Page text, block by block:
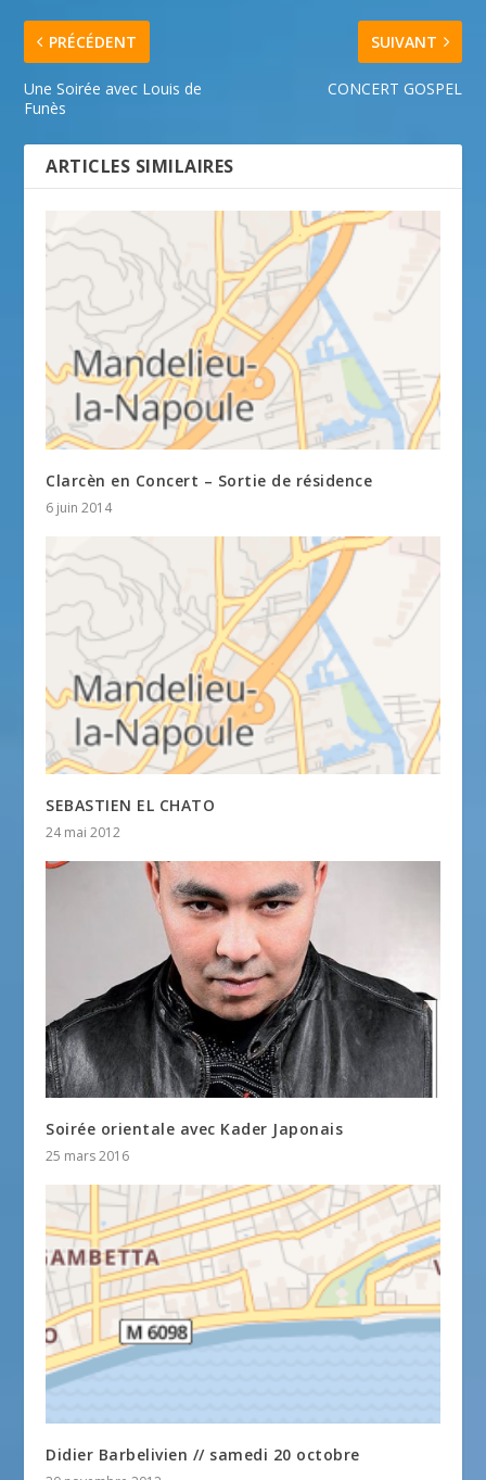
PRÉCÉDENT
Une Soirée avec Louis de
Funès
SUIVANT
CONCERT GOSPEL
ARTICLES SIMILAIRES
Clarcèn en Concert – Sortie de résidence
6 juin 2014
SEBASTIEN EL CHATO
24 mai 2012
Soirée orientale avec Kader Japonais
25 mars 2016
Didier Barbelivien // samedi 20 octobre